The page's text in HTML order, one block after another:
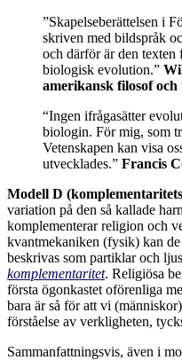
”Skapelseberättelsen i
skriven med bildspråk
och därför är den
biologisk evolution.”
amerikansk filosof och
“Ingen ifrågasätter
biologin. För mig, som
Vetenskapen kan visa
utvecklades.” Francis
Modell D
variation på den så kallade
komplementerar religion och
kvantmekaniken (fysik) kan de
beskrivas som partiklar och
komplementaritet. Religiösa
första ögonkastet oförenliga
bara är så för att vi
förståelse av verkligheten,
Sammanfattningsvis, även i